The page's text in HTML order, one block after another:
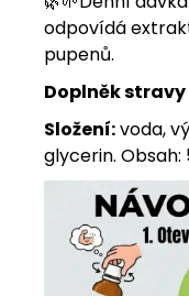
odpovídá
pupenů.
Doplněk
Složení:voda,
glycerin. Obsah: